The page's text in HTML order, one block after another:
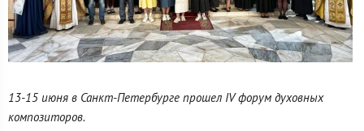
13-15 июня в Санкт-Петербурге прошел IV форум духовных
композиторов.